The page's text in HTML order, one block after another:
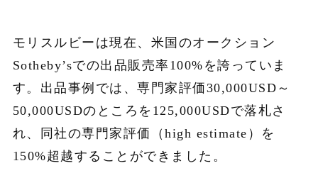
モリスルビーは現在、米国のオークション
Sotheby’sでの出品販売率100%を誇っていま
す。出品事例では、専門家評価30,000USD～
50,000USDのところを125,000USDで落札さ
れ、同社の専門家評価（high estimate）を
150%超越することができました。